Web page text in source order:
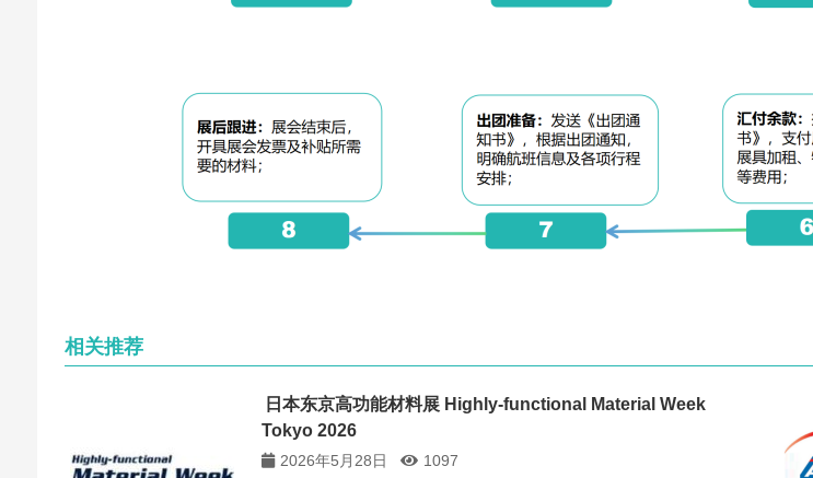
相关推荐
日本东京高功能材料展 Highly-functional Material Week
Tokyo 2026
2026年5月28日
1097